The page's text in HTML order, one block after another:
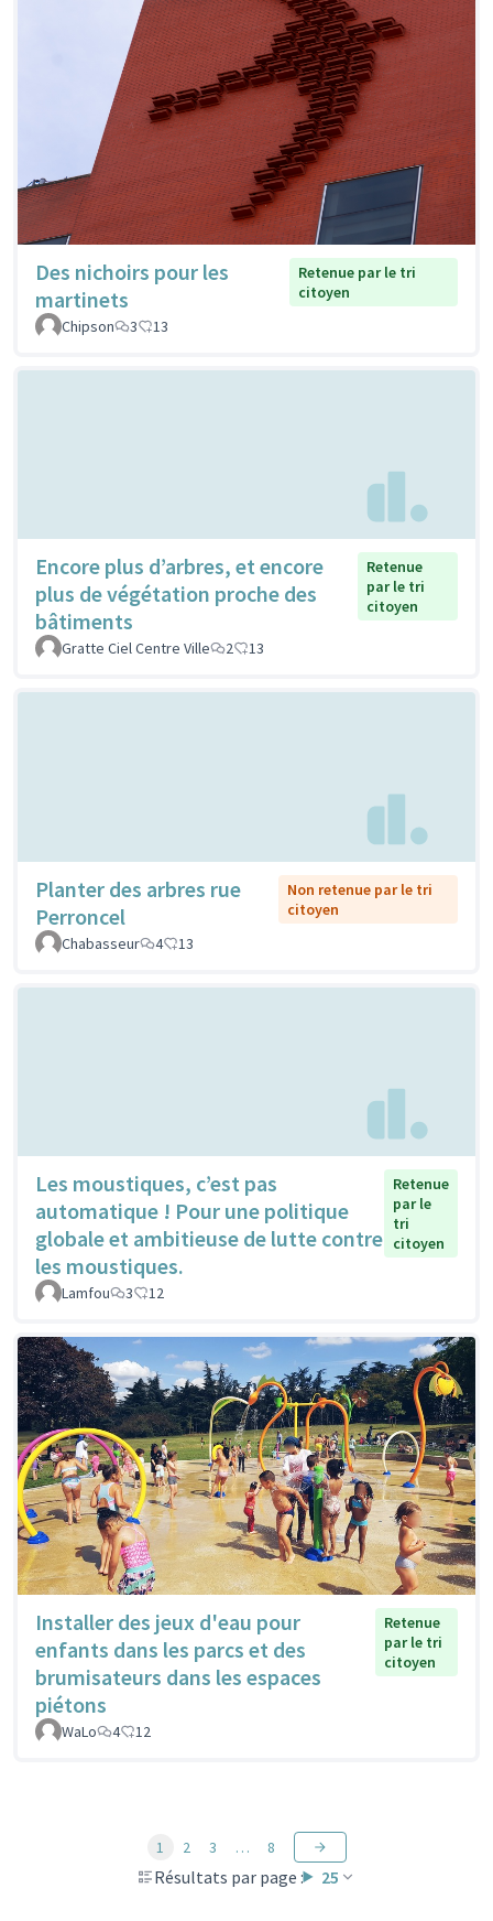
Des nichoirs pour les
martinets
Retenue par le tri
citoyen
Chipson
3 13
Encore plus d’arbres, et encore
plus de végétation proche des
bâtiments
Retenue
par le tri
citoyen
Gratte Ciel Centre Ville 2 13
Planter des arbres rue
Perroncel
Non retenue par le tri
citoyen
Chabasseur
4 13
Les moustiques, c’est pas
automatique ! Pour une politique
globale et ambitieuse de lutte contre
les moustiques.
Retenue
par le
tri
citoyen
Lamfou 3 12
Installer des jeux d'eau pour
enfants dans les parcs et des
brumisateurs dans les espaces
piétons
Retenue
par le tri
citoyen
WaLo 4 12
Résultats par page : 25
1 2 3 … 8